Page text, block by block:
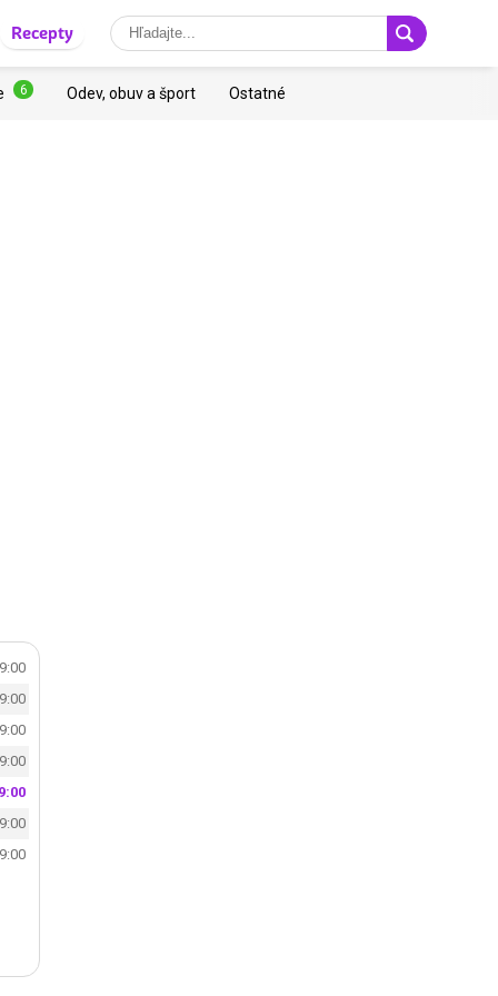
Recepty
6 Odev, obuv a šport Ostatné